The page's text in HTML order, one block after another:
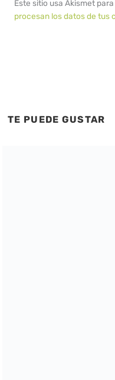
Este sitio usa Akismet
procesan los datos de tus
TE PUEDE GUSTAR